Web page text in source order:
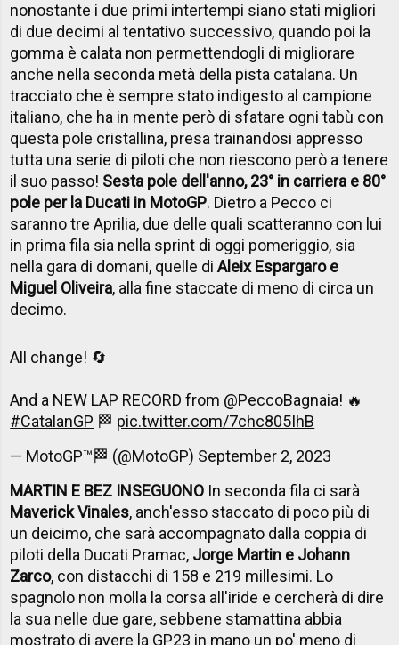
nonostante i due primi intertempi siano stati migliori
di due decimi al tentativo successivo, quando poi la
gomma è calata non permettendogli di migliorare
anche nella seconda metà della pista catalana. Un
tracciato che è sempre stato indigesto al campione
italiano, che ha in mente però di sfatare ogni tabù con
questa pole cristallina, presa trainandosi appresso
tutta una serie di piloti che non riescono però a tenere
il suo passo! Sesta pole dell'anno, 23° in carriera e 80°
pole per la Ducati in MotoGP. Dietro a Pecco ci
saranno tre Aprilia, due delle quali scatteranno con lui
in prima fila sia nella sprint di oggi pomeriggio, sia
nella gara di domani, quelle diAleix Espargaro e
Miguel Oliveira, alla fine staccate di meno di circa un
decimo.
All change! 🔄
And a NEW LAP RECORD from @PeccoBagnaia! 🔥
#CatalanGP 🏁 pic.twitter.com/7chc805IhB
— MotoGP™🏁 (@MotoGP) September 2, 2023
MARTIN E BEZ INSEGUONO In seconda fila ci sarà
Maverick Vinales, anch'esso staccato di poco più di
un deicimo, che sarà accompagnato dalla coppia di
piloti della Ducati Pramac, Jorge Martin e Johann
Zarco, con distacchi di 158 e 219 millesimi. Lo
spagnolo non molla la corsa all'iride e cercherà di dire
la sua nelle due gare, sebbene stamattina abbia
mostrato di avere la GP23 in mano un po' meno di